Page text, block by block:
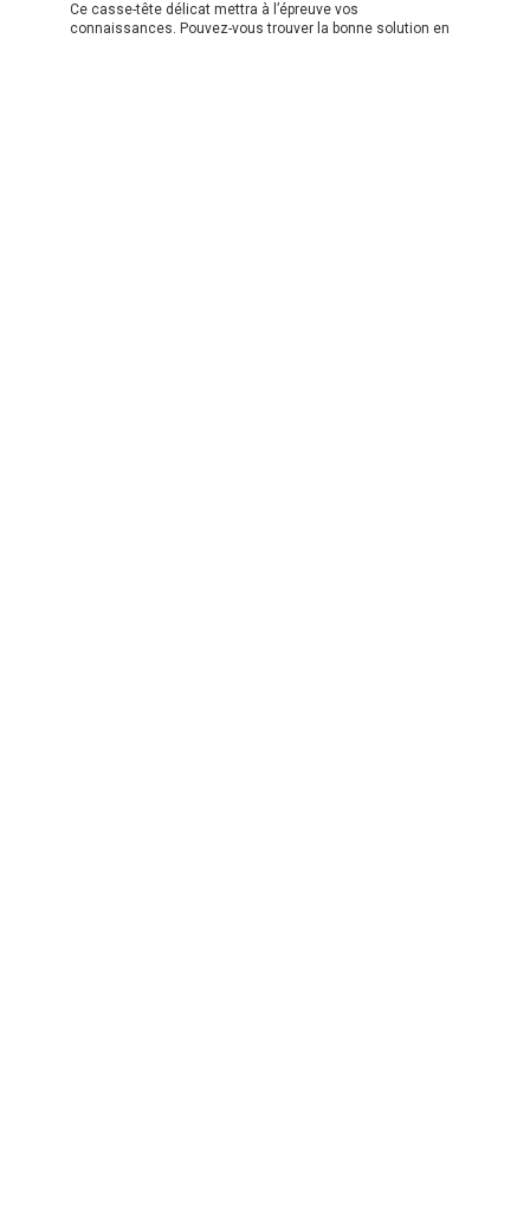
Ce casse-tête délicat mettra à l’épreuve vos
connaissances. Pouvez-vous trouver la bonne solution en